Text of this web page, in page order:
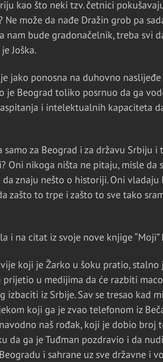
kao što neki tzv. četnici
Ne može da nađe Dražin grob pa
nam bude gradonačelnik, treba svi
Joška.
jako ponosna na duhovno
je Beograd toliko posrnuo da ga
i intelektualnih kapaciteta
samo za Beograd i za državu Srbiju i
Oni nikoga ništa ne pitaju, misle da
znaju nešto o historiji. Oni vladaju
zašto to trpe i zašto to sve tako
i na citat iz svoje nove knjige “Moji”
koji je Žarko u šoku pratio,
prijetio u medijima da će razbiti
izbaciti iz Srbije. Sav se tresao kad
koji ga je zvao telefonom iz
naš rođak, koji je dobio broj
da ga je Tuđman pozdravio i da
i sahrane uz sve državne i